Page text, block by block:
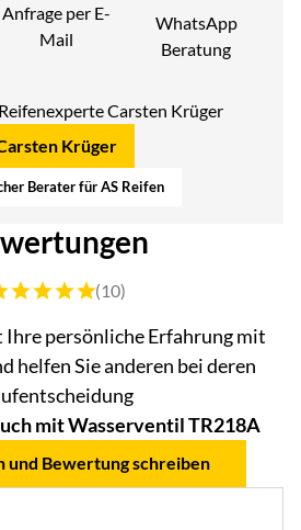
Anfrage per E-
Mail
WhatsApp
Beratung
Krüger
Berater für AS Reifen
5 von 5 (10 Bewertungen)
(10)
Ihre persönliche Erfahrung mit
helfen Sie anderen bei deren
mit Wasserventil TR218A
und Bewertung schreiben